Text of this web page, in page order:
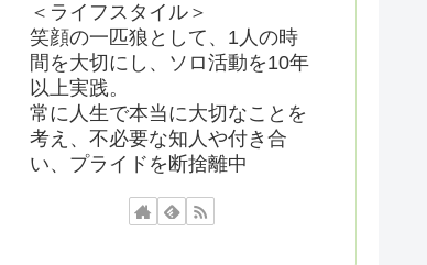
＜ライフスタイル＞
笑顔の一匹狼として、1人の時
間を大切にし、ソロ活動を10年
以上実践。
常に人生で本当に大切なことを
考え、不必要な知人や付き合
い、プライドを断捨離中